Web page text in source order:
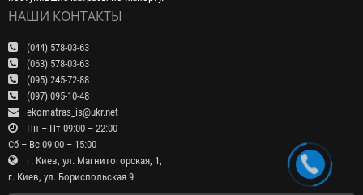
НАШИ КОНТАКТЫ
(044) 578-03-63
(063) 578-03-63
(095) 245-72-88
(097) 095-10-48
ekomatras_is@ukr.net
Пн – Пт 09:00 – 22:00
Сб – Вс 09:00 – 15:00
г. Киев, ул. Магнитогорская, 1,
г. Киев, ул. Бориспольская 9